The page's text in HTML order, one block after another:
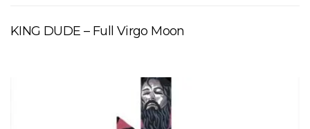
KING DUDE – Full Virgo Moon